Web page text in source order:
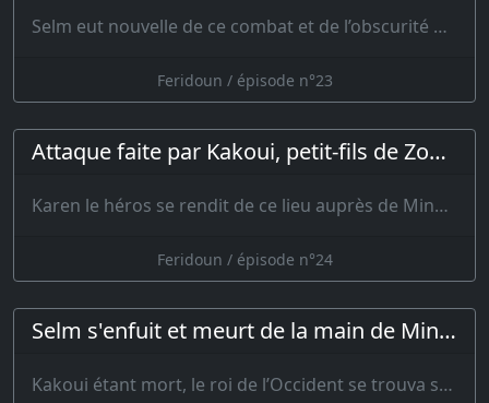
Selm eut nouvelle de ce combat et de l’obscurité qui voilait son étoile. Or il y a…
Feridoun / épisode n°23
Attaque faite par Kakoui, petit-fils de Zohak
Karen le héros se rendit de ce lieu auprès de Minoutchehr et raconta au j…
Feridoun / épisode n°24
Selm s'enfuit et meurt de la main de Minoutchehr
Kakoui étant mort, le roi de l’Occident se trouva sans appui et change…